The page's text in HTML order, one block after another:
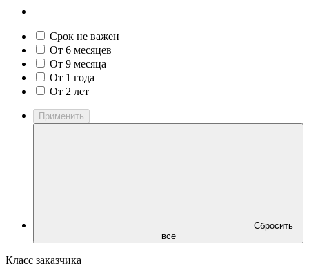
Срок не важен
От 6 месяцев
От 9 месяца
От 1 года
От 2 лет
Применить
Сбросить
все
Класс заказчика